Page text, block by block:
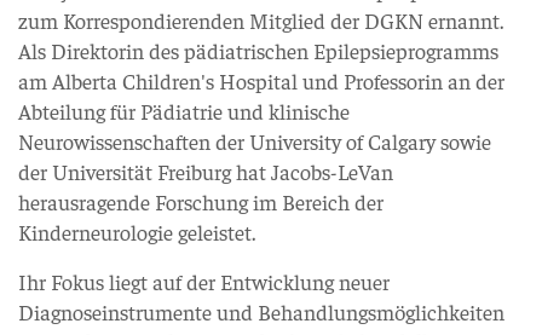
zum Korrespondierenden Mitglied der DGKN ernannt.
Als Direktorin des pädiatrischen Epilepsieprogramms
am Alberta Children's Hospital und Professorin an der
Abteilung für Pädiatrie und klinische
Neurowissenschaften der University of Calgary sowie
der Universität Freiburg hat Jacobs-LeVan
herausragende Forschung im Bereich der
Kinderneurologie geleistet.
Ihr Fokus liegt auf der Entwicklung neuer
Diagnoseinstrumente und Behandlungsmöglichkeiten